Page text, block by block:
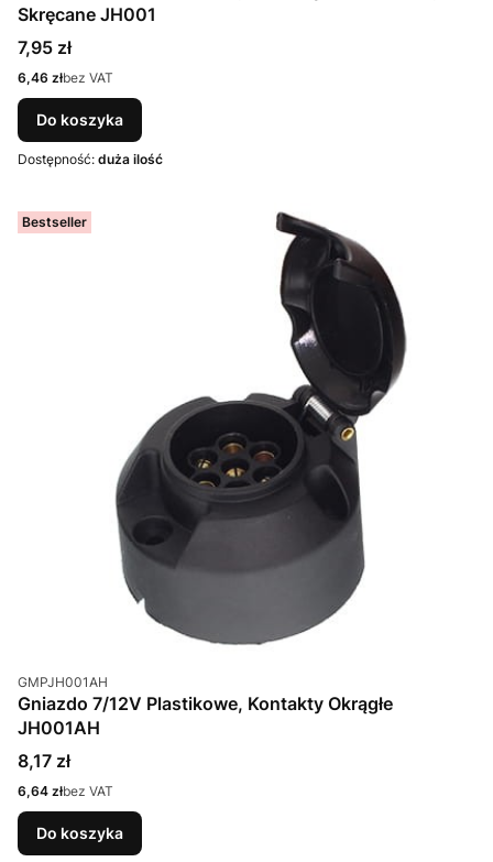
Skręcane JH001
Cena
7,95 zł
Cena
6,46 złbez VAT
Do koszyka
Dostępność: duża ilość
Bestseller
Kod produktu
GMPJH001AH
Gniazdo 7/12V Plastikowe, Kontakty Okrągłe
JH001AH
Cena
8,17 zł
Cena
6,64 złbez VAT
Do koszyka